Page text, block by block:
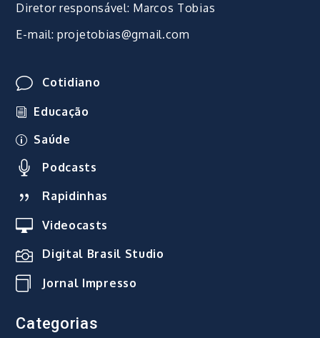
Diretor responsável: Marcos Tobias
E-mail: projetobias@gmail.com
Cotidiano
Educação
Saúde
Podcasts
Rapidinhas
Videocasts
Digital Brasil Studio
Jornal Impresso
Categorias